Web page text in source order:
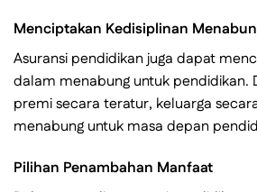
Menciptakan Kedisiplinan
Asuransi pendidikan juga dapat
dalam menabung untuk pendidikan.
premi secara teratur, keluarga
menabung untuk masa depan
Pilihan Penambahan Manfaat